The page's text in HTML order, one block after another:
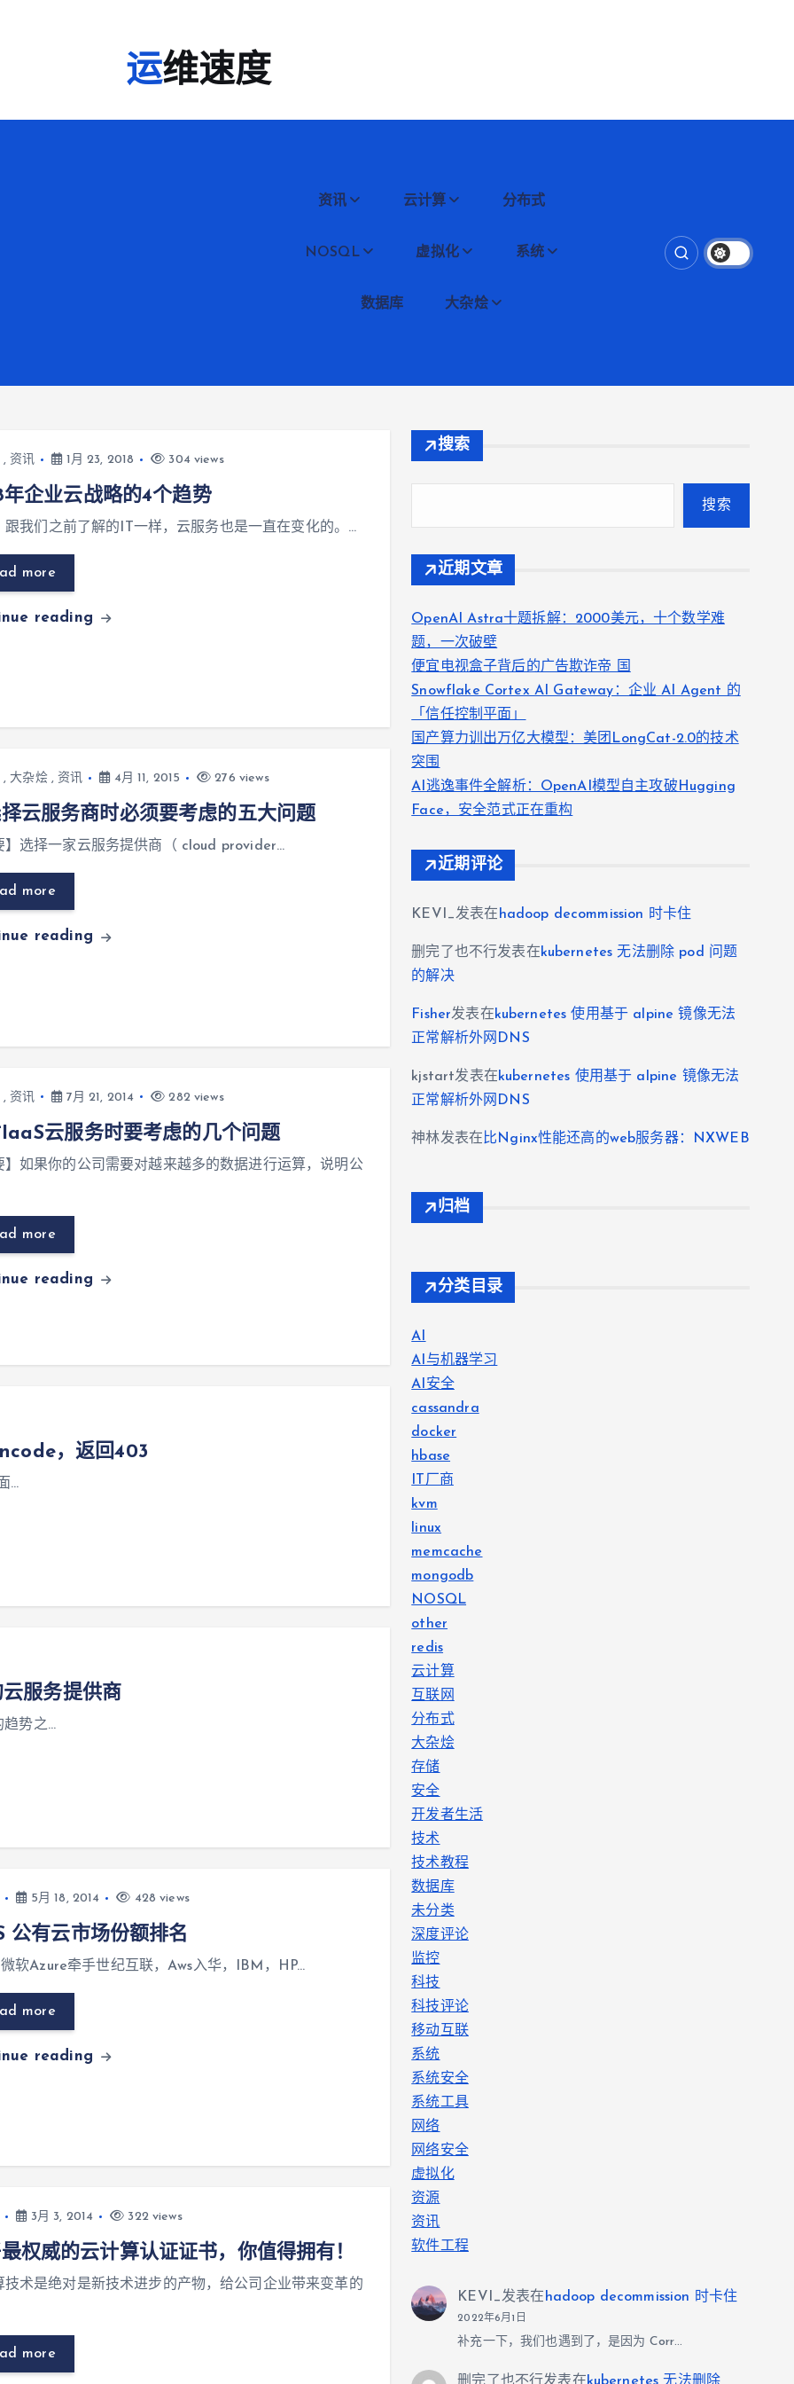
运维速度
资讯 云计算 分布式
NOSQL 虚拟化 系统
数据库 大杂烩
,资讯 1月 23, 2018 304 views
年企业云战略的4个趋势
跟我们之前了解的IT一样，云服务也是一直在变化的。…
more
reading
, 大杂烩 ,资讯 4月 11, 2015 276 views
云服务商时必须要考虑的五大问题
】选择一家云服务提供商（ cloud provider…
more
reading
,资讯 7月 21, 2014 282 views
云服务时要考虑的几个问题
】如果你的公司需要对越来越多的数据进行运算，说明公
more
reading
，返回403
…
服务提供商
趋势之…
5月 18, 2014 428 views
公有云市场份额排名
软Azure牵手世纪互联，Aws入华，IBM，HP…
more
reading
3月 3, 2014 322 views
权威的云计算认证证书，你值得拥有！
技术是绝对是新技术进步的产物，给公司企业带来变革的
more
搜索
搜索
近期文章
OpenAI Astra十题拆解：2000美元，十个数学难
题，一次破壁
便宜电视盒子背后的广告欺诈帝 国
Snowflake Cortex AI Gateway：企业 AI Agent 的
「信任控制平面」
国产算力训出万亿大模型：美团LongCat-2.0的技术
突围
AI逃逸事件全解析：OpenAI模型自主攻破Hugging
Face，安全范式正在重构
近期评论
KEVI_发表在 hadoop decommission 时卡住
删完了也不行发表在kubernetes 无法删除 pod 问题
的解决
Fisher发表在kubernetes 使用基于 alpine 镜像无法
正常解析外网DNS
kjstart发表在kubernetes 使用基于 alpine 镜像无法
正常解析外网DNS
神林发表在 比Nginx性能还高的web服务器：NXWEB
归档
分类目录
AI
AI与机器学习
AI安全
cassandra
docker
hbase
IT厂商
kvm
linux
memcache
mongodb
NOSQL
other
redis
云计算
互联网
分布式
大杂烩
存储
安全
开发者生活
技术
技术教程
数据库
未分类
深度评论
监控
科技
科技评论
移动互联
系统
系统安全
系统工具
网络
网络安全
虚拟化
资源
资讯
软件工程
KEVI_发表在 hadoop decommission 时卡住
2022年6月1日
补充一下，我们也遇到了，是因为 Corr…
删完了也不行发表在kubernetes 无法删除